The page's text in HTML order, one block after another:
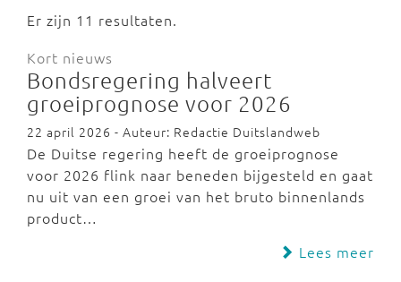
Er zijn 11 resultaten.
Kort nieuws
Bondsregering halveert
groeiprognose voor 2026
22 april 2026 - Auteur: Redactie Duitslandweb
De Duitse regering heeft de groeiprognose
voor 2026 flink naar beneden bijgesteld en gaat
nu uit van een groei van het bruto binnenlands
product…
Lees meer